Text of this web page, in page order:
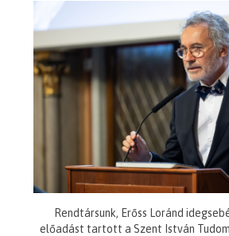
Rendtársunk, Erőss Loránd
előadást tartott a Szent István